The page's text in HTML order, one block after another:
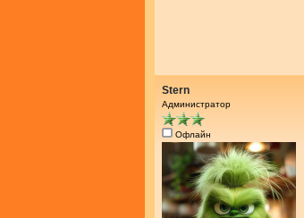
Stern
Администратор
Офлайн